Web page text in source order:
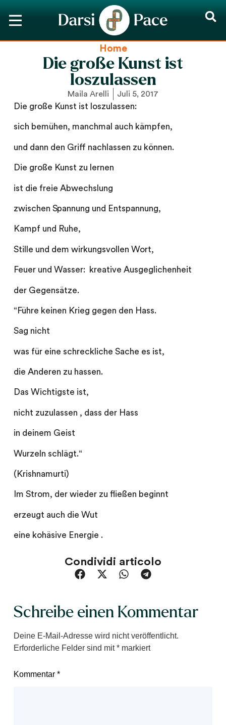
Home
Die große Kunst ist
loszulassen
Maila Arelli Juli 5, 2017
Die große Kunst ist loszulassen:
sich bemühen, manchmal auch kämpfen,
und dann den Griff nachlassen zu können.
Die große Kunst zu lernen
ist die freie Abwechslung
zwischen Spannung und Entspannung,
Kampf und Ruhe,
Stille und dem wirkungsvollen Wort,
Feuer und Wasser: kreative Ausgeglichenheit
der Gegensätze.
“Führe keinen Krieg gegen den Hass.
Sag nicht
was für eine schreckliche Sache es ist,
die Anderen zu hassen.
Das Wichtigste ist,
nicht zuzulassen , dass der Hass
in deinem Geist
Wurzeln schlägt.“
(Krishnamurti)
Im Strom, der wieder zu fließen beginnt
erzeugt auch die Wut
eine kohäsive Energie .
Condividi articolo
Schreibe einen Kommentar
Deine E-Mail-Adresse wird nicht veröffentlicht.
Erforderliche Felder sind mit*markiert
Kommentar *